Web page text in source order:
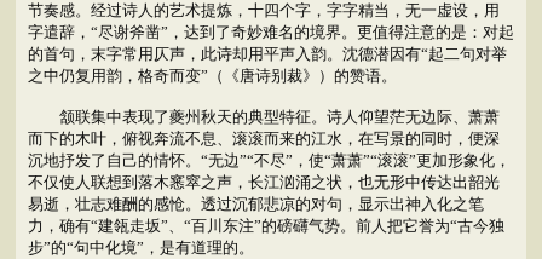
节奏感。经过诗人的艺术提炼，十四个字，字字精当，无一虚设，用
字遣辞，“尽谢斧凿”，达到了奇妙难名的境界。更值得注意的是：对起
的首句，末字常用仄声，此诗却用平声入韵。沈德潜因有“起二句对举
之中仍复用韵，格奇而变”（《唐诗别裁》）的赞语。
颔联集中表现了夔州秋天的典型特征。诗人仰望茫无边际、萧萧
而下的木叶，俯视奔流不息、滚滚而来的江水，在写景的同时，便深
沉地抒发了自己的情怀。“无边”“不尽”，使“萧萧”“滚滚”更加形象化，
不仅使人联想到落木窸窣之声，长江汹涌之状，也无形中传达出韶光
易逝，壮志难酬的感怆。透过沉郁悲凉的对句，显示出神入化之笔
力，确有“建瓴走坂”、“百川东注”的磅礴气势。前人把它誉为“古今独
步”的“句中化境”，是有道理的。